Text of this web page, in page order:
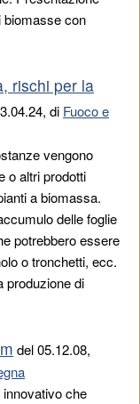
biomasse con
rischi per la
di Fuoco e
vengono
o altri prodotti
a biomassa.
delle foglie
potrebbero essere
o tronchetti, ecc.
produzione di
del05.12.08,
che